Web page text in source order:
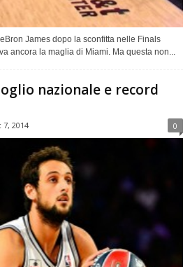
James dopo la sconfitta nelle Finals
ancora la maglia di Miami. Ma questa non...
nazionale e record
7, 2014 0